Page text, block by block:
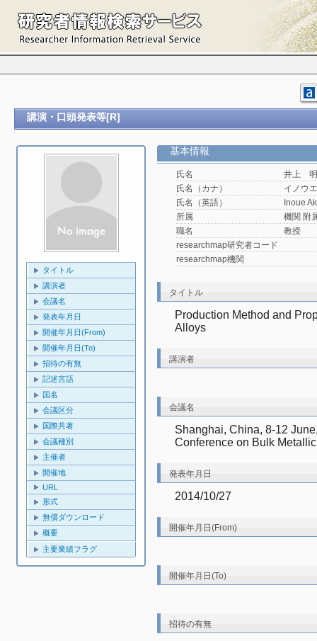
講演・口頭発表等[R]
タイトル
講演者
会議名
発表年月日
開催年月日(From)
開催年月日(To)
招待の有無
記述言語
国名
会議区分
国際共著
会議種別
主催者
開催地
URL
形式
無償ダウンロード
概要
主要業績フラグ
基本情報
氏名
井上
氏名（カナ）
イノウ
氏名（英語）
Inoue
所属
機関 附
職名
教授
researchmap研究者コード
researchmap機関
タイトル
Production Method and
Alloys
講演者
会議名
Shanghai, China, 8-12
Conference on Bulk
発表年月日
2014/10/27
開催年月日(From)
開催年月日(To)
招待の有無